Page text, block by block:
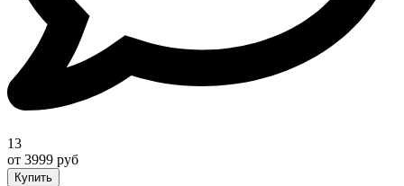
13
от 3999 руб
Купить